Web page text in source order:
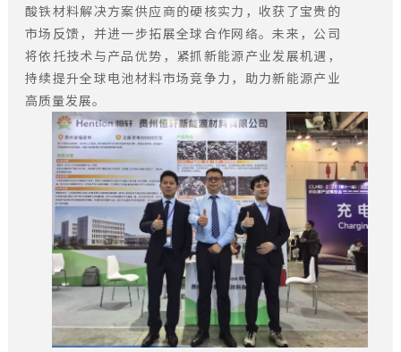
酸铁材料解决方案供应商的硬核实力，收获了宝贵的
市场反馈，并进一步拓展全球合作网络。未来，公司
将依托技术与产品优势，紧抓新能源产业发展机遇，
持续提升全球电池材料市场竞争力，助力新能源产业
高质量发展。